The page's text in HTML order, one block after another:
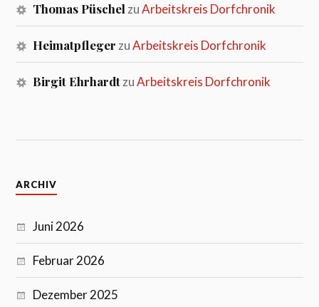
Thomas PüschelzuArbeitskreis Dorfchronik
HeimatpflegerzuArbeitskreis Dorfchronik
Birgit EhrhardtzuArbeitskreis Dorfchronik
ARCHIV
Juni 2026
Februar 2026
Dezember 2025